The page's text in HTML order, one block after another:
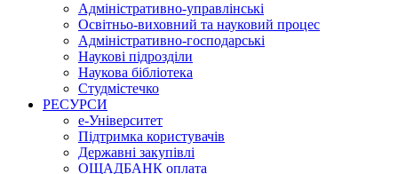
Адміністративно-управлінські
Освітньо-виховний та науковий процес
Адміністративно-господарські
Наукові підрозділи
Наукова бібліотека
Студмістечко
РЕСУРСИ
е-Університет
Підтримка користувачів
Державні закупівлі
ОЩАДБАНК оплата